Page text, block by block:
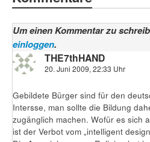
Um einen Kommentar zu
einloggen.
THE7thHAND
20. Juni 2009, 22:33 Uhr
Gebildete Bürger sind für den
Intersse, man sollte die Bildung
zugänglich machen. Wofür es sich
ist der Verbot vom „intelligent